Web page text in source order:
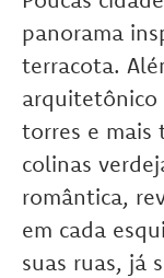
panorama
terracota.
arquitetônico
torres e mais
colinas
romântica,
em cada
suas ruas, já